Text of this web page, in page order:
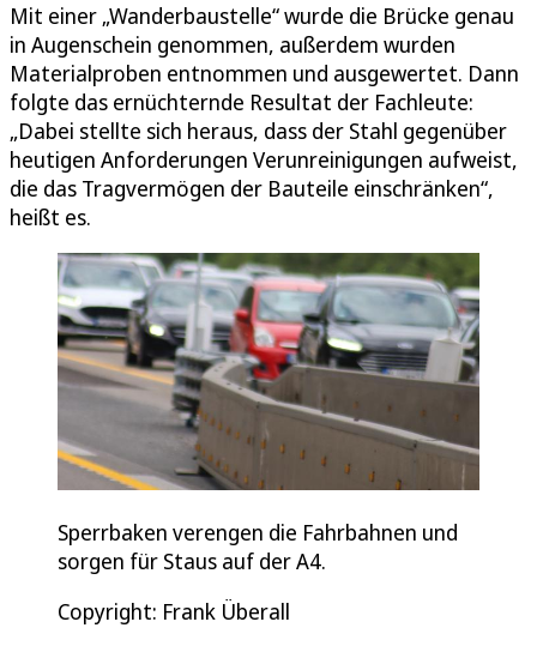
Mit einer „Wanderbaustelle“ wurde die Brücke genau
in Augenschein genommen, außerdem wurden
Materialproben entnommen und ausgewertet. Dann
folgte das ernüchternde Resultat der Fachleute:
„Dabei stellte sich heraus, dass der Stahl gegenüber
heutigen Anforderungen Verunreinigungen aufweist,
die das Tragvermögen der Bauteile einschränken“,
heißt es.
Sperrbaken verengen die Fahrbahnen und
sorgen für Staus auf der A4.
Copyright: Frank Überall